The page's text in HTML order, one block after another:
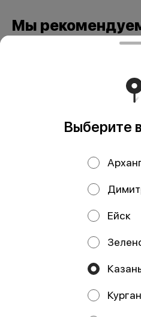
Мы
Суп Том Ям 400гр
ИП Давлетшина
ОГРНИП: 322169000110719
40802810000004917040
Выберите
Ейск